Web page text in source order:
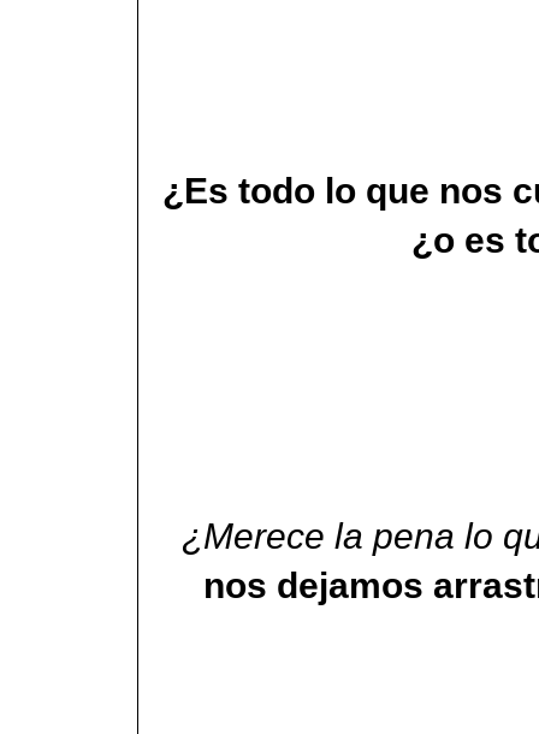
¿Es todo lo que nos
¿o es
¿Merece la pena lo
nos dejamos